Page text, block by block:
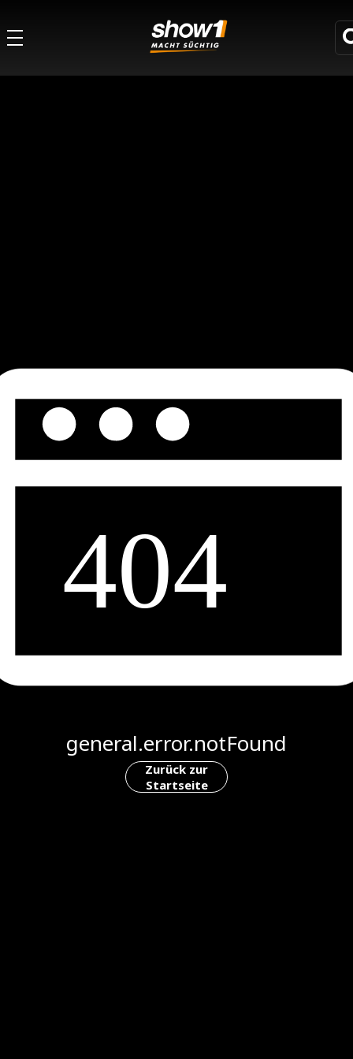
general.error.notFound
Zurück zur
Startseite